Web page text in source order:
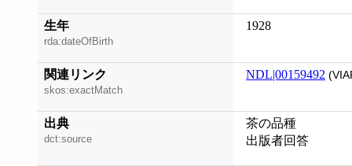
生年
rda:dateOfBirth
1928
関連リンク
skos:exactMatch
NDL|00159492
出典
dct:source
茶の品種
出版者回答